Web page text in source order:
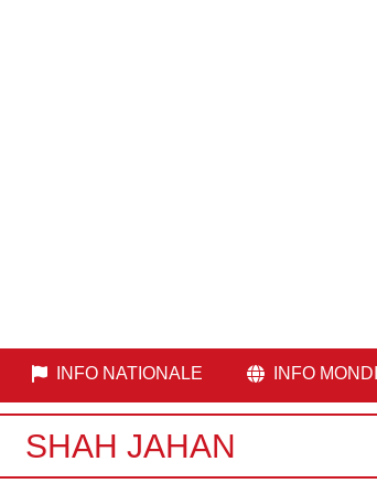
INFO NATIONALE INFO
SHAH JAHAN